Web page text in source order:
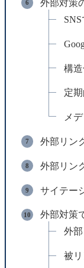
外部対策
構
定
メ
外部リン
外部リン
サイテー
外部対策
外
被